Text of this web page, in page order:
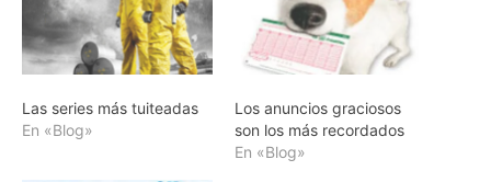
Las series más tuiteadas
En «Blog»
Los anuncios graciosos
son los más recordados
En «Blog»